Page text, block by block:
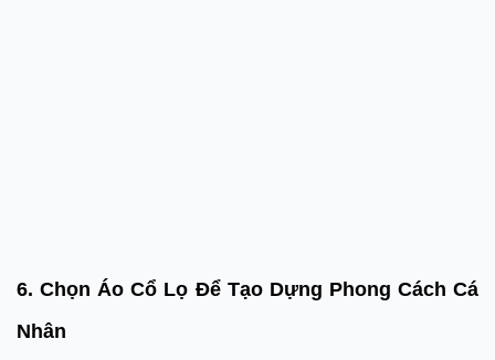
6. Chọn Áo Cổ Lọ Để Tạo Dựng Phong Cách Cá
Nhân